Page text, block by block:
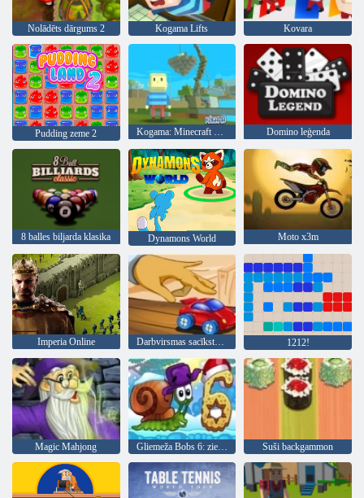
Nolādēts dārgums 2 Kogama Lifts Kovara
Pudding zeme 2 Kogama: Minecraft Sky Land Domino leģenda
8 balles biljarda klasika Dynamons World Moto x3m
Imperia Online Darbvirsmas sacīkstes 2 1212!
Magic Mahjong Gliemeža Bobs 6: ziemas stāsts Suši backgammon